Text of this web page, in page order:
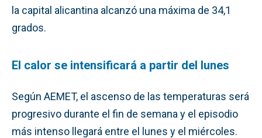
la capital alicantina alcanzó una máxima de 34,1
grados.
El calor se intensificará a partir del lunes
Según AEMET, el ascenso de las temperaturas será
progresivo durante el fin de semana y el episodio
más intenso llegará entre el lunes y el miércoles.